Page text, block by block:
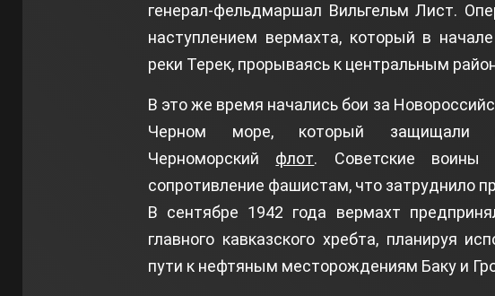
генерал-фельдмаршал Вильгельм Лист.
наступлением вермахта, который в
реки Терек, прорываясь к центральным
В это же время начались бои за
Черном море, который защищали
Черноморский флот. Советские воины
сопротивление фашистам, что затруднило
В сентябре 1942 года вермахт
главного кавказского хребта, планируя
пути к нефтяным месторождениям Баку и